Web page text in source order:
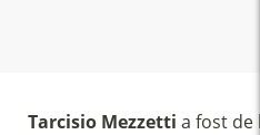
Tarcisio Mezzetti a fost de